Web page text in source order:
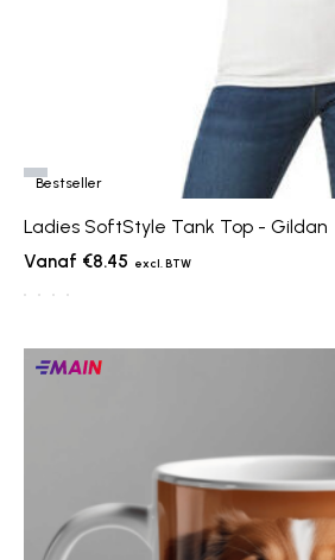
Bestseller
Ladies SoftStyle Tank Top - Gildan
€8.45
Main